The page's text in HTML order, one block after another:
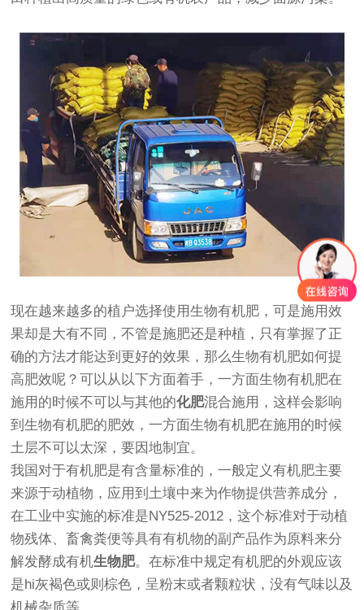
现在越来越多的植户选择使用生物有机肥，可是施用效
果却是大有不同，不管是施肥还是种植，只有掌握了正
确的方法才能达到更好的效果，那么生物有机肥如何提
高肥效呢？可以从以下方面着手，一方面生物有机肥在
施用的时候不可以与其他的化肥混合施用，这样会影响
到生物有机肥的肥效，一方面生物有机肥在施用的时候
土层不可以太深，要因地制宜。
我国对于有机肥是有含量标准的，一般定义有机肥主要
来源于动植物，应用到土壤中来为作物提供营养成分，
在工业中实施的标准是NY525-2012，这个标准对于动植
物残体、畜禽粪便等具有有机物的副产品作为原料来分
解发酵成有机生物肥。在标准中规定有机肥的外观应该
是hi灰褐色或则棕色，呈粉末或者颗粒状，没有气味以及